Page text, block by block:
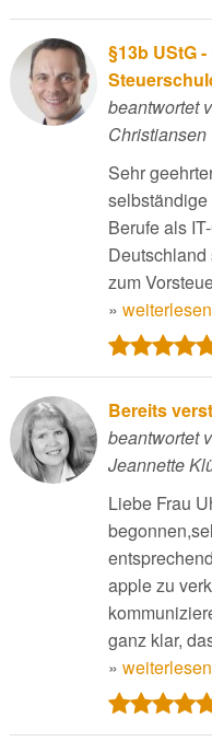
§13b UStG
beantwortet
Christiansen
Sehr
Berufe als
Deutschland
zum
» weiterlesen
Bereits
beantwortet
Jeannette
Liebe Frau
apple zu
ganz klar,
» weiterlesen